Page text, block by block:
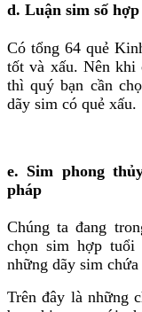
d. Luận sim số
Có tổng 64 quẻ
tốt và xấu. Nên khi
thì quý bạn cần
dãy sim có quẻ xấu.
e. Sim phong
pháp
Chúng ta đang
chọn sim hợp
những dãy sim
Trên đây là những